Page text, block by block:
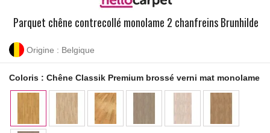
Parquet chêne contrecollé monolame 2 chanfreins Brunhilde
Origine : Belgique
Coloris : Chêne Classik Premium brossé verni mat monolame